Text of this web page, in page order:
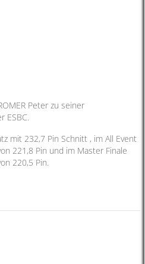
Peter zu seiner
ESBC.
mit 232,7 Pin Schnitt , im All Event
221,8 Pin und im Master Finale
220,5 Pin.